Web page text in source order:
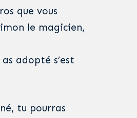
que vous
le magicien,
adopté s’est
tu pourras